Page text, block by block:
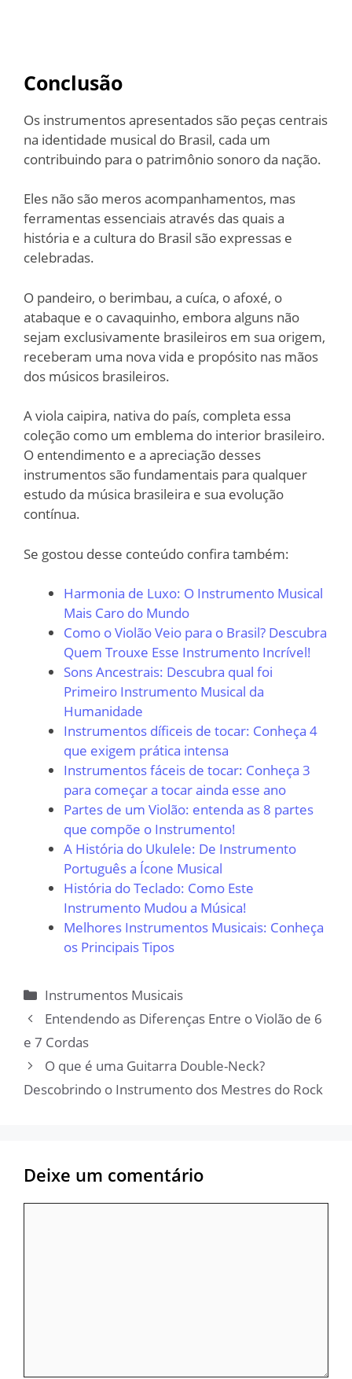
Conclusão
Os instrumentos apresentados são peças centrais
na identidade musical do Brasil, cada um
contribuindo para o patrimônio sonoro da nação.
Eles não são meros acompanhamentos, mas
ferramentas essenciais através das quais a
história e a cultura do Brasil são expressas e
celebradas.
O pandeiro, o berimbau, a cuíca, o afoxé, o
atabaque e o cavaquinho, embora alguns não
sejam exclusivamente brasileiros em sua origem,
receberam uma nova vida e propósito nas mãos
dos músicos brasileiros.
A viola caipira, nativa do país, completa essa
coleção como um emblema do interior brasileiro.
O entendimento e a apreciação desses
instrumentos são fundamentais para qualquer
estudo da música brasileira e sua evolução
contínua.
Se gostou desse conteúdo confira também:
Harmonia de Luxo: O Instrumento Musical
Mais Caro do Mundo
Como o Violão Veio para o Brasil? Descubra
Quem Trouxe Esse Instrumento Incrível!
Sons Ancestrais: Descubra qual foi
Primeiro Instrumento Musical da
Humanidade
Instrumentos díficeis de tocar: Conheça 4
que exigem prática intensa
Instrumentos fáceis de tocar: Conheça 3
para começar a tocar ainda esse ano
Partes de um Violão: entenda as 8 partes
que compõe o Instrumento!
A História do Ukulele: De Instrumento
Português a Ícone Musical
História do Teclado: Como Este
Instrumento Mudou a Música!
Melhores Instrumentos Musicais: Conheça
os Principais Tipos
Categorias
Instrumentos Musicais
Entendendo as Diferenças Entre o Violão de 6
e 7 Cordas
O que é uma Guitarra Double-Neck?
Descobrindo o Instrumento dos Mestres do Rock
Deixe um comentário